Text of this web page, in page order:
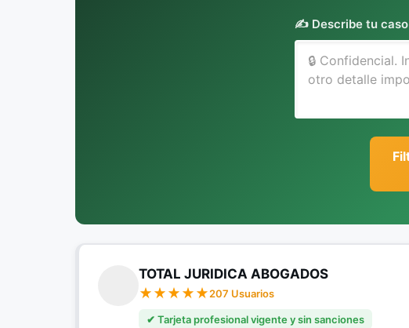
✍️ Describe tu
TOTAL JURIDICA ABOGADOS
207 Usuarios
✔ Tarjeta profesional vigente y sin sanciones